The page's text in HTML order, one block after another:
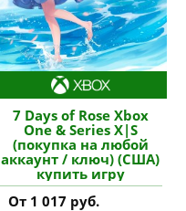
7 Days of Rose Xbox
One & Series X|S
(покупка на любой
аккаунт / ключ) (США)
купить игру
От 1 017 руб.